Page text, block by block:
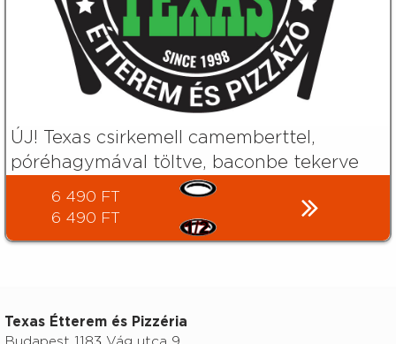
ÚJ! Texas csirkemell camemberttel,
póréhagymával töltve, baconbe tekerve
6 490 FT
6 490 FT
Texas Étterem és Pizzéria